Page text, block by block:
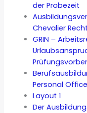
der Probezeit
Chevalier
GRIN –
Personal
Layout 1
Der